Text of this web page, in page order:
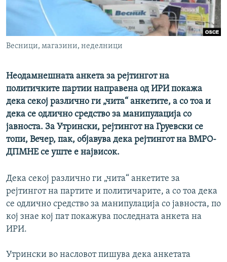
РСЕ веб страници
Весници, магазини, неделници
Неодамнешната анкета за рејтингот на
политичките партии направена од ИРИ покажа
дека секој различно ги „чита“ анкетите, а со тоа и
дека се одлично средство за манипулација со
јавноста. За Утрински, рејтингот на Груевски се
топи, Вечер, пак, објавува дека рејтингот на ВМРО-
ДПМНЕ се уште е највисок.
Дека секој различно ги „чита“ анкетите за
рејтингот на партите и политичарите, а со тоа дека
се одлично средство за манипулација со јавноста, по
кој знае кој пат покажува последната анкета на
ИРИ.
Утрински во насловот пишува дека анкетата